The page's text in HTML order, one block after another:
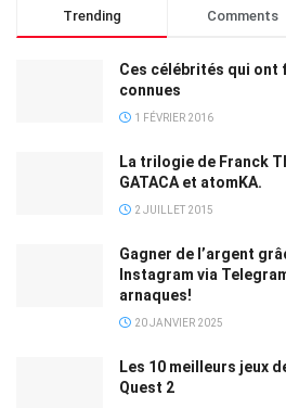
Trending Comments
Ces célébrités qui ont
connues
1 FÉVRIER 2016
La trilogie de Franck
GATACA et atomKA.
2 JUILLET 2015
Gagner de l’argent
Instagram via
arnaques!
20 JANVIER 2025
Les 10 meilleurs jeux
Quest 2